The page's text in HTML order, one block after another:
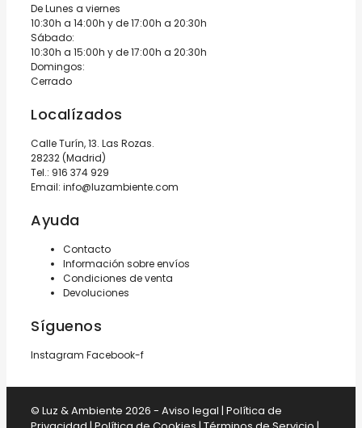
De Lunes a viernes
10:30h a 14:00h y de 17:00h a 20:30h
Sábado:
10:30h a 15:00h y de 17:00h a 20:30h
Domingos:
Cerrado
Localízados
Calle Turín, 13. Las Rozas.
28232 (Madrid)
Tel.: 916 374 929
Email: info@luzambiente.com
Ayuda
Contacto
Información sobre envíos
Condiciones de venta
Devoluciones
Síguenos
Instagram Facebook-f
© Luz & Ambiente 2026 - Aviso legal | Política de